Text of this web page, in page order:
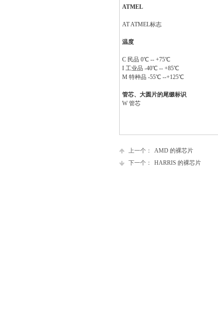
ATMEL
AT ATMEL标志
温度
C 民品 0℃ -- +75℃
I 工业品 -40℃ -- +85℃
M 特种品 -55℃ --+125℃
管芯、大圆片的尾缀标识
W 管芯
上一个：
AMD 的裸芯片
下一个：
HARRIS 的裸芯片